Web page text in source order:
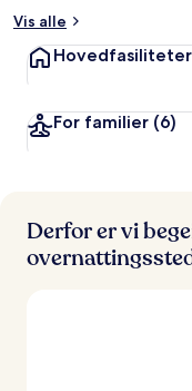
Vis alle
Hovedfasiliteter
For familier (6)
Derfor er vi